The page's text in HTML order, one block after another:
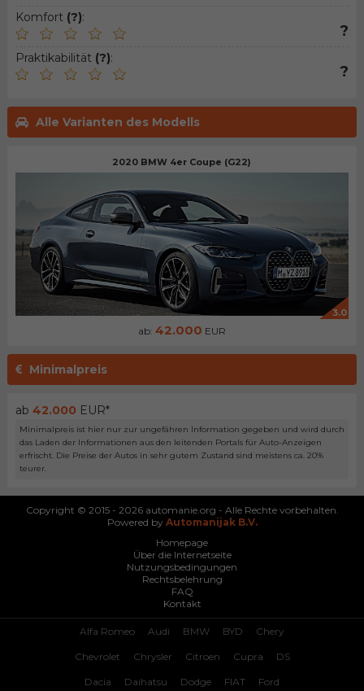
Komfort (?):
?
Praktikabilität (?):
?
Alle Varianten des Modells
2020 BMW 4er Coupe (G22)
3.0
ab: 42.000 EUR
Minimalpreis
ab 42.000 EUR*
Minimalpreis ist hier nur zur ungefähren Information gegeben und wird durch
das Laden der Informationen aus den leitenden Portals für Auto-Anzeigen
erfrischt. Die Preise der Autos in sehr gutem Zustand sind meistens ca. 20%
teurer.
Copyright © 2015 - 2026 automanie.org - Alle Rechte vorbehalten.
Powered by Automanijak B.V.
Homepage
Über die Internetseite
Nutzungsbedingungen
Rechtsbelehrung
FAQ
Kontakt
Alfa Romeo Audi BMW BYD Chery
Chevrolet Chrysler Citroen Cupra DS
Dacia Daihatsu Dodge FIAT Ford